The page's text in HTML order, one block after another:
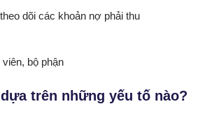
dõi các khoản nợ phải thu
bộ phận
trên những yếu tố nào?